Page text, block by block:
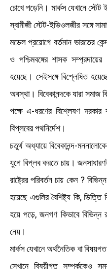
চোখে পড়েনি। মার্কস যেখানে
স্বামীজী স্টেট-ইভিওলজীর সঙ্গে
মডেল প্রয়োগে বর্তমান ভারতের
ও পশ্চিমবঙ্গের শাসক
হয়েছে। সেইসঙ্গে বিশ্লেষিত
অবস্থা। বিবেকানন্দকে যারা সমাজ
পক্ষে এ-ধরণের বিশ্লেষণ
বিপ্লবের পথনির্দেশ।
চতুর্থ অধ্যায়ে বিবেকানন্দ-
যুগে বিপ্লব করতে চায়।
রাষ্ট্রের পরিবর্তন চায় কেন ?
হয়েছে এগুলির বৈশিষ্ট্য কি, ভিত্তি
হয়ে পড়ে, জনগণ কিভাবে বিভিন্ন
নেয়।
মার্কস যেখানে অর্থনৈতিক বা
সেখানে বিষয়ীগত সম্পর্ককেও